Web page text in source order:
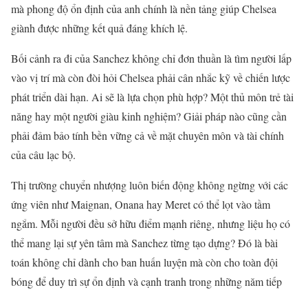
mà phong độ ổn định của anh chính là nền tảng giúp Chelsea
giành được những kết quả đáng khích lệ.
Bối cảnh ra đi của Sanchez không chỉ đơn thuần là tìm người lấp
vào vị trí mà còn đòi hỏi Chelsea phải cân nhắc kỹ về chiến lược
phát triển dài hạn. Ai sẽ là lựa chọn phù hợp? Một thủ môn trẻ tài
năng hay một người giàu kinh nghiệm? Giải pháp nào cũng cần
phải đảm bảo tính bền vững cả về mặt chuyên môn và tài chính
của câu lạc bộ.
Thị trường chuyển nhượng luôn biến động không ngừng với các
ứng viên như Maignan, Onana hay Meret có thể lọt vào tầm
ngắm. Mỗi người đều sở hữu điểm mạnh riêng, nhưng liệu họ có
thể mang lại sự yên tâm mà Sanchez từng tạo dựng? Đó là bài
toán không chỉ dành cho ban huấn luyện mà còn cho toàn đội
bóng để duy trì sự ổn định và cạnh tranh trong những năm tiếp